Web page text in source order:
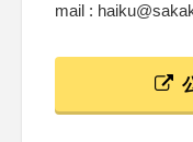
mail :